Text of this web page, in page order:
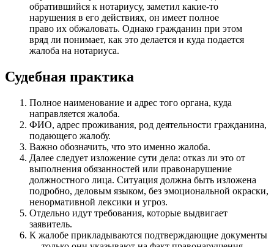
обратившийся к нотариусу, заметил какие-то
нарушения в его действиях, он имеет полное
право их обжаловать. Однако гражданин при этом
вряд ли понимает, как это делается и куда подается
жалоба на нотариуса.
Судебная практика
Полное наименование и адрес того органа, куда
направляется жалоба.
ФИО, адрес проживания, род деятельности гражданина,
подающего жалобу.
Важно обозначить, что это именно жалоба.
Далее следует изложение сути дела: отказ ли это от
выполнения обязанностей или правонарушение
должностного лица. Ситуация должна быть изложена
подробно, деловым языком, без эмоциональной окраски,
ненормативной лексики и угроз.
Отдельно идут требования, которые выдвигает
заявитель.
К жалобе прикладываются подтверждающие документы